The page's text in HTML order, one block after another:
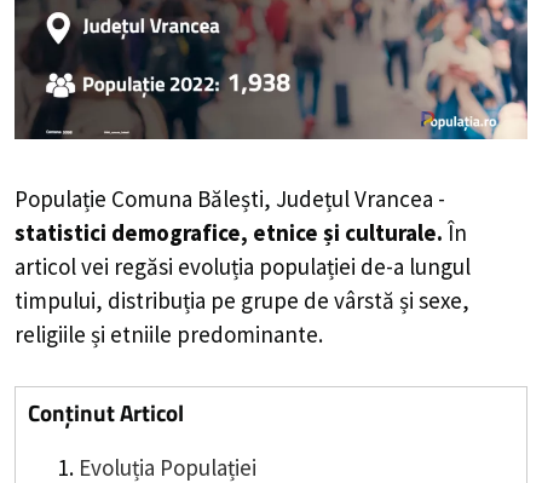
Populație Comuna Bălești, Județul Vrancea -
statistici demografice, etnice și culturale. În
articol vei regăsi evoluția populației de-a lungul
timpului, distribuția pe grupe de vârstă și sexe,
religiile și etniile predominante.
Conținut Articol
Evoluția Populației